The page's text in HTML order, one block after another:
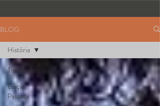
BLOG
Todos posts
Edição
Passada
História